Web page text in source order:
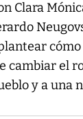
Clara
cómo
cambiar el
y a una